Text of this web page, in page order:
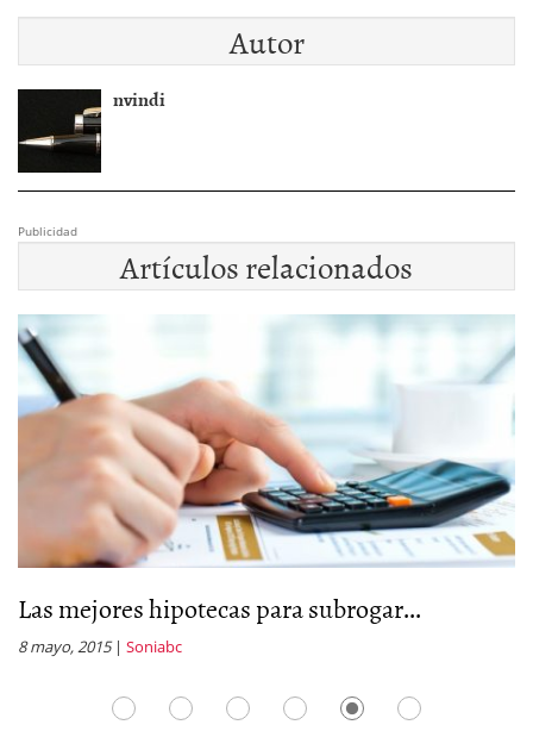
Autor
nvindi
Publicidad
Artículos relacionados
Las mejores hipotecas para subrogar...
8 mayo, 2015| Soniabc